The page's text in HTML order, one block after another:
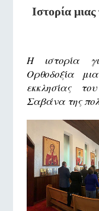
Ιστορία
Η ιστορία
Ορθοδοξία
εκκλησίας
Σαβάνα της